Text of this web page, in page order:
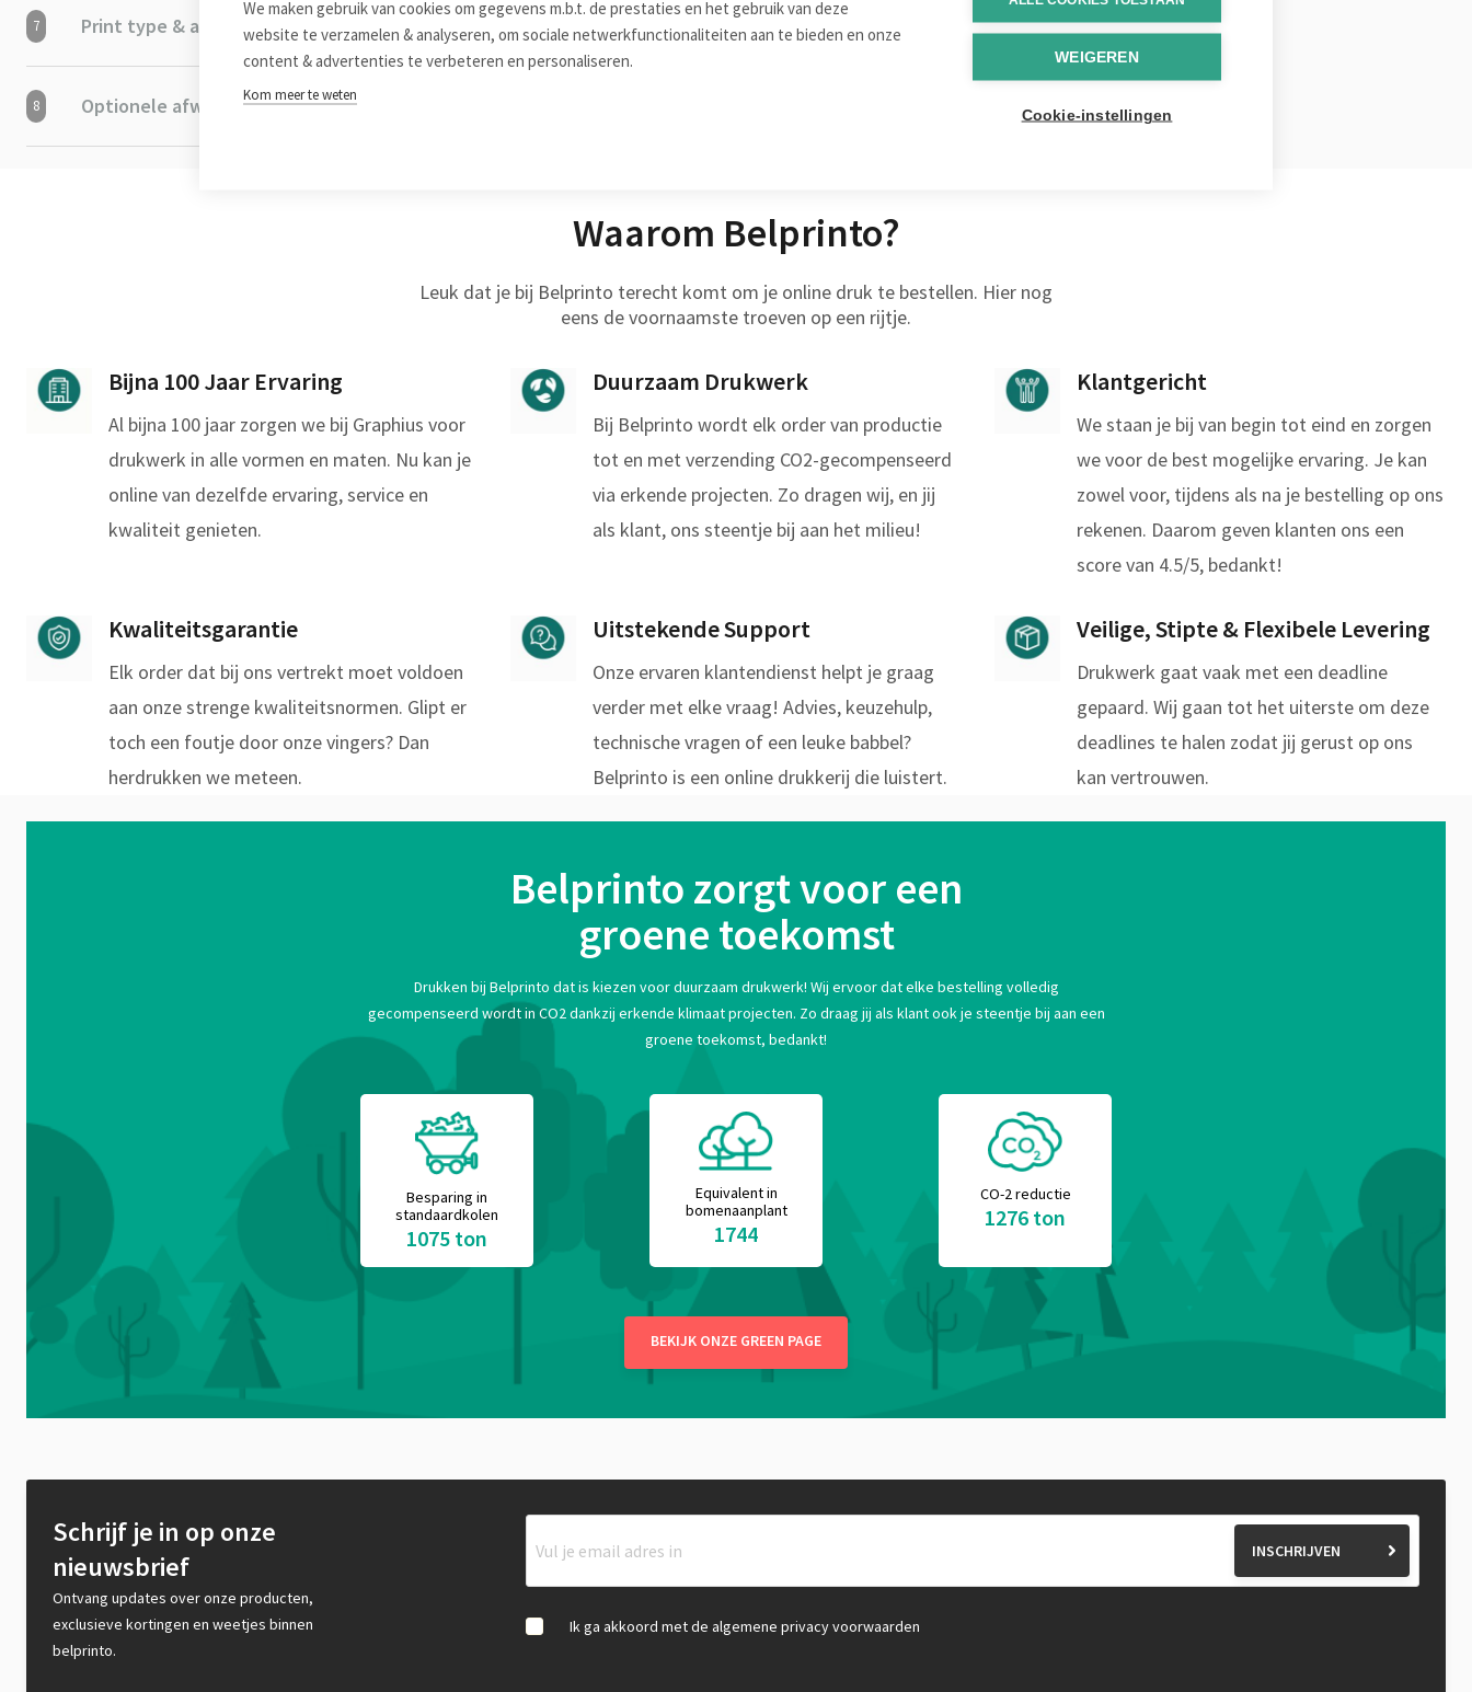
We maken gebruik van cookies om gegevens m.b.t. de prestaties en het gebruik van deze
website te verzamelen & analyseren, om sociale netwerkfunctionaliteiten aan te bieden en onze
content & advertenties te verbeteren en personaliseren.
Kom meer te weten
WEIGEREN
Cookie-instellingen
7 Print type & aantal (Per versie) Toon incl. BTW
8 Optionele afwerking
Waarom Belprinto?
Leuk dat je bij Belprinto terecht komt om je online druk te bestellen. Hier nog
eens de voornaamste troeven op een rijtje.
Bijna 100 Jaar Ervaring
Al bijna 100 jaar zorgen we bij Graphius voor
drukwerk in alle vormen en maten. Nu kan je
online van dezelfde ervaring, service en
kwaliteit genieten.
Duurzaam Drukwerk
Bij Belprinto wordt elk order van productie
tot en met verzending CO2-gecompenseerd
via erkende projecten. Zo dragen wij, en jij
als klant, ons steentje bij aan het milieu!
Klantgericht
We staan je bij van begin tot eind en zorgen
we voor de best mogelijke ervaring. Je kan
zowel voor, tijdens als na je bestelling op ons
rekenen. Daarom geven klanten ons een
score van 4.5/5, bedankt!
Kwaliteitsgarantie
Elk order dat bij ons vertrekt moet voldoen
aan onze strenge kwaliteitsnormen. Glipt er
toch een foutje door onze vingers? Dan
herdrukken we meteen.
Uitstekende Support
Onze ervaren klantendienst helpt je graag
verder met elke vraag! Advies, keuzehulp,
technische vragen of een leuke babbel?
Belprinto is een online drukkerij die luistert.
Veilige, Stipte & Flexibele Levering
Drukwerk gaat vaak met een deadline
gepaard. Wij gaan tot het uiterste om deze
deadlines te halen zodat jij gerust op ons
kan vertrouwen.
Belprinto zorgt voor een
groene toekomst
Drukken bij Belprinto dat is kiezen voor duurzaam drukwerk! Wij ervoor dat elke bestelling volledig
gecompenseerd wordt in CO2 dankzij erkende klimaat projecten. Zo draag jij als klant ook je steentje bij aan een
groene toekomst, bedankt!
Besparing in
standaardkolen
1075 ton
Equivalent in
bomenaanplant
1744
CO-2 reductie
1276 ton
BEKIJK ONZE GREEN PAGE
Schrijf je in op onze
nieuwsbrief
Ontvang updates over onze producten,
exclusieve kortingen en weetjes binnen
belprinto.
INSCHRIJVEN
Ik ga akkoord met de algemene privacy voorwaarden